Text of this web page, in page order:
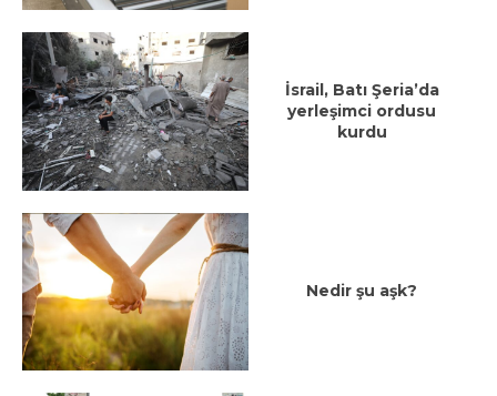
İsrail, Batı Şeria’da
yerleşimci ordusu
kurdu
Nedir şu aşk?